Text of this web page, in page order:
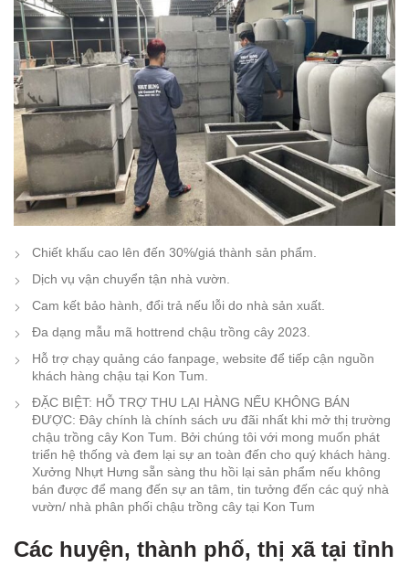
Chiết khấu cao lên đến 30%/giá thành sản phẩm.
Dịch vụ vận chuyển tận nhà vườn.
Cam kết bảo hành, đổi trả nếu lỗi do nhà sản xuất.
Đa dạng mẫu mã hottrend chậu trồng cây 2023.
Hỗ trợ chạy quảng cáo fanpage, website để tiếp cận nguồn
khách hàng chậu tại Kon Tum.
ĐẶC BIỆT: HỖ TRỢ THU LẠI HÀNG NẾU KHÔNG BÁN
ĐƯỢC: Đây chính là chính sách ưu đãi nhất khi mở thị trường
chậu trồng cây Kon Tum. Bởi chúng tôi với mong muốn phát
triển hệ thống và đem lại sự an toàn đến cho quý khách hàng.
Xưởng Nhựt Hưng sẵn sàng thu hồi lại sản phẩm nếu không
bán được để mang đến sự an tâm, tin tưởng đến các quý nhà
vườn/ nhà phân phối chậu trồng cây tại Kon Tum
Các huyện, thành phố, thị xã tại tỉnh